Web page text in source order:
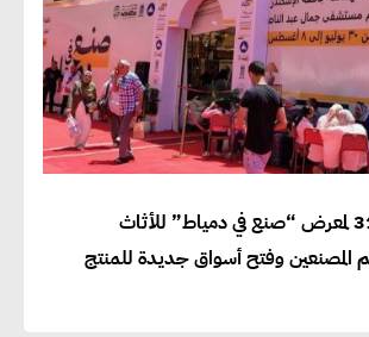
افتتاح الدورة الـ31 لمعرض “صنع في دمياط” للأثاث
المصنعين وفتح أسواق جديدة للمنتج